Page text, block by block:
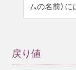
ムの名前) に
戻り値